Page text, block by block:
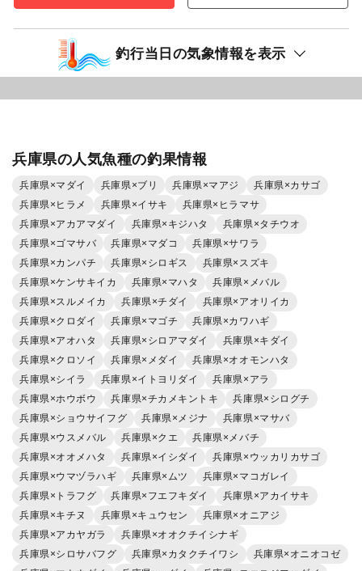
釣行当日の気象情報を表示
兵庫県の人気魚種の釣果情報
兵庫県×マダイ 兵庫県×ブリ 兵庫県×マアジ
兵庫県×カサゴ
兵庫県×ヒラメ
兵庫県×イサキ
兵庫県×ヒラマサ
兵庫県×アカアマダイ
兵庫県×キジハタ
兵庫県×タチウオ
兵庫県×ゴマサバ
兵庫県×マダコ
兵庫県×サワラ
兵庫県×カンパチ
兵庫県×シロギス
兵庫県×スズキ
兵庫県×ケンサキイカ
兵庫県×マハタ
兵庫県×メバル
兵庫県×スルメイカ
兵庫県×チダイ
兵庫県×アオリイカ
兵庫県×クロダイ
兵庫県×マゴチ
兵庫県×カワハギ
兵庫県×アオハタ
兵庫県×シロアマダイ
兵庫県×キダイ
兵庫県×クロソイ
兵庫県×メダイ
兵庫県×オオモンハタ
兵庫県×シイラ
兵庫県×イトヨリダイ
兵庫県×アラ
兵庫県×ホウボウ
兵庫県×チカメキントキ
兵庫県×シログチ
兵庫県×ショウサイフグ
兵庫県×メジナ
兵庫県×マサバ
兵庫県×ウスメバル
兵庫県×クエ
兵庫県×メバチ
兵庫県×オオメハタ
兵庫県×イシダイ
兵庫県×ウッカリカサゴ
兵庫県×ウマヅラハギ
兵庫県×ムツ
兵庫県×マコガレイ
兵庫県×トラフグ
兵庫県×フエフキダイ
兵庫県×アカイサキ
兵庫県×キチヌ
兵庫県×キュウセン
兵庫県×オニアジ
兵庫県×アカヤガラ
兵庫県×オオクチイシナギ
兵庫県×シロサバフグ
兵庫県×カタクチイワシ
兵庫県×オニオコゼ